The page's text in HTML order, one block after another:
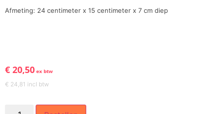
Afmeting: 24 centimeter x 15 centimeter x 7 cm diep
€ 20,50 ex btw
€ 24,81 incl btw